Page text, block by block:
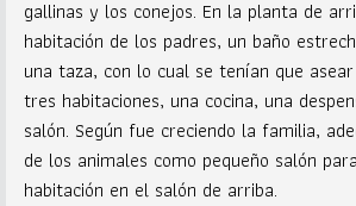
gallinas y los conejos. En la planta de
habitación de los padres, un baño
una taza, con lo cual se tenían que
tres habitaciones, una cocina, una
salón. Según fue creciendo la familia,
de los animales como pequeño salón
habitación en el salón de arriba.